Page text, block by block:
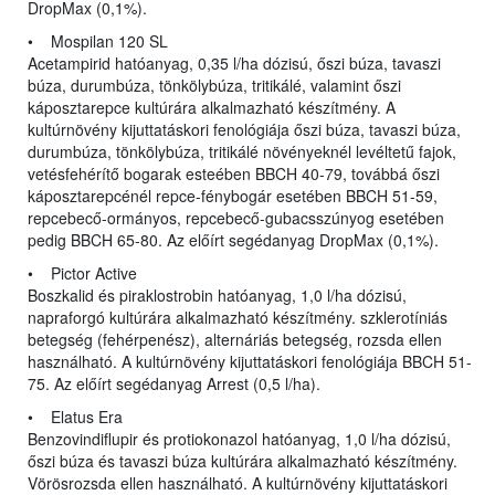
DropMax (0,1%).
• Mospilan 120 SL
Acetampirid hatóanyag, 0,35 l/ha dózisú, őszi búza, tavaszi
búza, durumbúza, tönkölybúza, tritikálé, valamint őszi
káposztarepce kultúrára alkalmazható készítmény. A
kultúrnövény kijuttatáskori fenológiája őszi búza, tavaszi búza,
durumbúza, tönkölybúza, tritikálé növényeknél levéltetű fajok,
vetésfehérítő bogarak esteében BBCH 40-79, továbbá őszi
káposztarepcénél repce-fénybogár esetében BBCH 51-59,
repcebecő-ormányos, repcebecő-gubacsszúnyog esetében
pedig BBCH 65-80. Az előírt segédanyag DropMax (0,1%).
• Pictor Active
Boszkalid és piraklostrobin hatóanyag, 1,0 l/ha dózisú,
napraforgó kultúrára alkalmazható készítmény. szklerotíniás
betegség (fehérpenész), alternáriás betegség, rozsda ellen
használható. A kultúrnövény kijuttatáskori fenológiája BBCH 51-
75. Az előírt segédanyag Arrest (0,5 l/ha).
• Elatus Era
Benzovindiflupir és protiokonazol hatóanyag, 1,0 l/ha dózisú,
őszi búza és tavaszi búza kultúrára alkalmazható készítmény.
Vörösrozsda ellen használható. A kultúrnövény kijuttatáskori